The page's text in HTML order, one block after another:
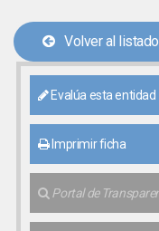
Volver al listado
Evalúa esta entidad
Imprimir ficha
Portal de